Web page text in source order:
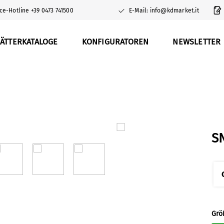
Hotline +39 0473 741500 E-Mail: info@kdmarket.it
KONFIGURATOREN NEWSLETTER